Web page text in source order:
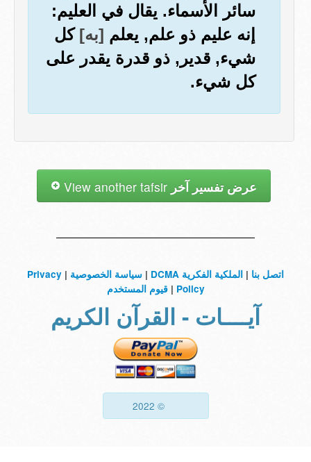
سائر الأسماء. يقال في العليم:
إنه عليم ذو علم, يعلم [به] كل
شيء, قدير, ذو قدرة يقدر على
كل شيء.
عرض تفسير آخر
اتصل بنا | الملكية الفكرية DCMA | سياسة الخصوصية |
Privacy
Policy
|قيوم المستخدم
آيــــات - القرآن الكريم
© 2022